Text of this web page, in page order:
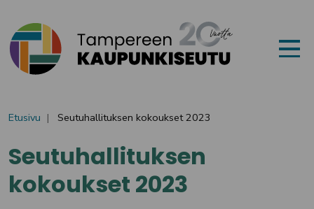
Etusivu Seutuhallituksen kokoukset 2023
Seutuhallituksen
kokoukset 2023